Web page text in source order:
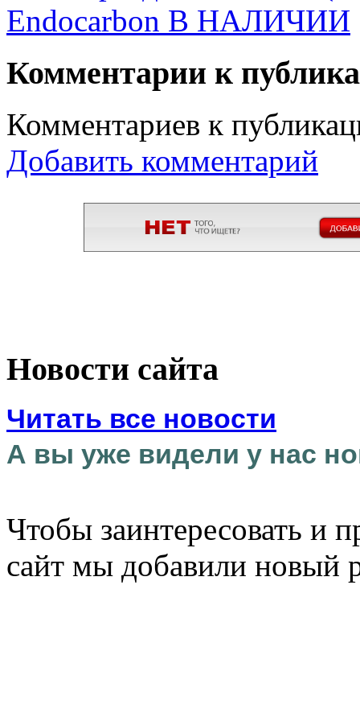
Endocarbon В НАЛИЧИИ
Комментарии к
Комментариев к
Добавить комментарий
Новости сайта
Читать все новости
А вы уже видели у нас
Чтобы заинтересовать и
сайт мы добавили новый